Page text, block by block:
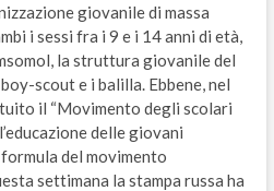
giovanile di massa
i sessi fra i 9 e i 14 anni di età,
la struttura giovanile del
scout e i balilla. Ebbene, nel
il “Movimento degli scolari
delle giovani
del movimento
settimana la stampa russa ha